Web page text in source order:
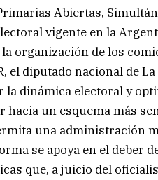
Abiertas,
vigente en la
organización de los
el diputado nacional de
la dinámica electoral y
hacia un esquema más
una administración
se apoya en el deber
que, a juicio del